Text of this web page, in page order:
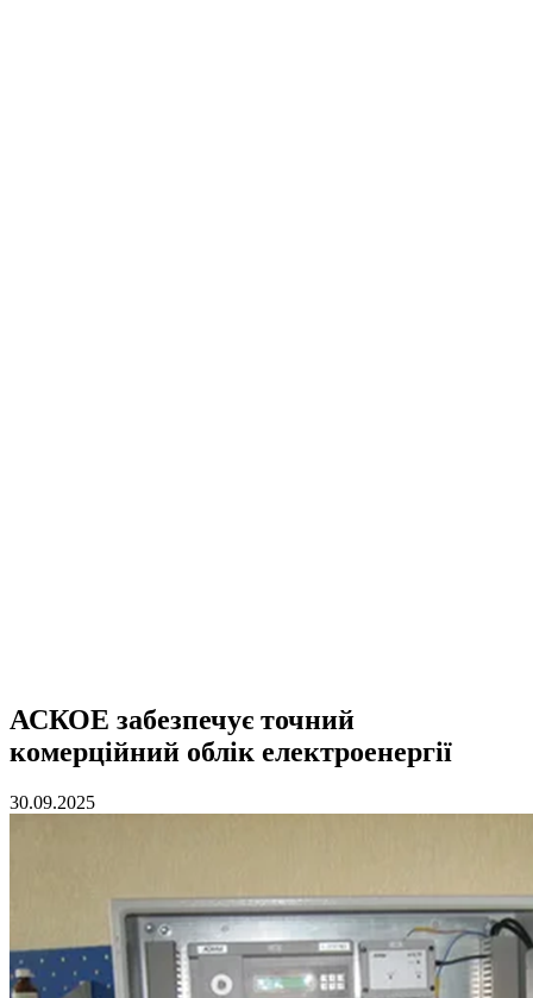
АСКОЕ забезпечує точний
комерційний облік електроенергії
30.09.2025